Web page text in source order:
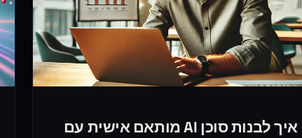
איך לבנות סוכן AI מותאם אישית עם